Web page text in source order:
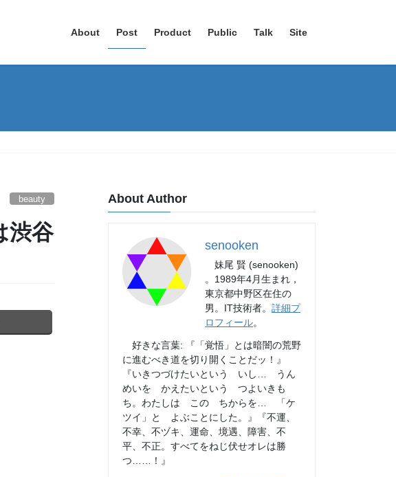
About Post Product Public Talk Site
beauty About Author
senooken
妹尾 賢 (senooken)
。1989年4月生まれ，
東京都中野区在住の
男。IT技術者。詳細プ
ロフィール。
好きな言葉: 『「覚悟」とは暗闇の荒野
に進むべき道を切り開くことだッ！』
『いきつづけたいという いし… うん
めいを かえたいという つよいきも
ち。わたしは この ちからを… 「ケ
ツイ」と よぶことにした。』『不運、
不幸、不ヅキ、運命、境遇、障害、不
平、不正。すべてをねじ伏せオレは勝
つ……！』